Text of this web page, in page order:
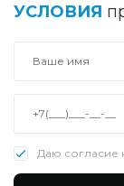
УСЛОВИЯ
Даю согласие